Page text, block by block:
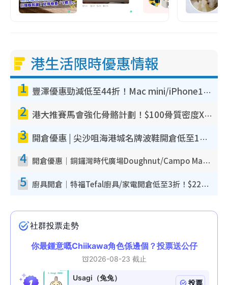
港生活限時優惠情報
1 豐澤優惠勁減低至44折！Mac mini/iPhone17Pro大減價！廚房家電$220起
2 港大推賽馬會強化骨骼計劃！$100骨質密度X光檢查 完成免費運動訓練送超市禮券！附參加資格
3 開倉優惠 | 尖沙咀海港城名牌波鞋開倉低至1折！On鞋$899起／Joy&Peace鞋履$98起
4 開倉優惠｜銅鑼灣時代廣場Doughnut/Campo Marzio開倉低至1折！背囊、書包、手袋劈價$200起
5 廚具開倉｜特福Tefal廚具/家電開倉低至3折！$220起買平底鍋/炒鑊/湯煲！電飯煲/吸塵機/燙斗$418起